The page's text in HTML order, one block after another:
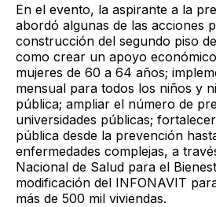
En el evento, la aspirante a la
abordó algunas de las acciones
construcción del segundo piso
como crear un apoyo
mujeres de 60 a 64 años;
mensual para todos los niños y
pública; ampliar el número de
universidades públicas;
pública desde la prevención
enfermedades complejas, a
Nacional de Salud para el
modificación del INFONAVIT
más de 500 mil viviendas.